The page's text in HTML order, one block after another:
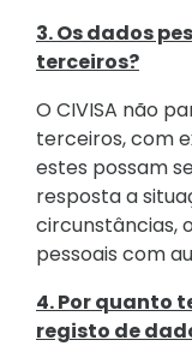
3. Os dados
terceiros?
O CIVISA não
terceiros, com
estes possam
resposta a
circunstâncias,
pessoais com
4. Por quanto
registo de